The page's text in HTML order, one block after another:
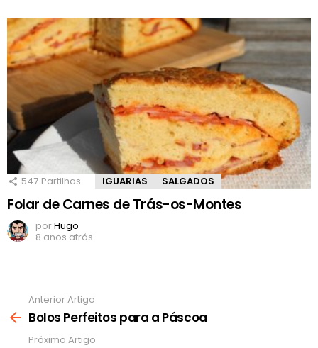
547 Partilhas IGUARIAS SALGADOS
Folar de Carnes de Trás-os-Montes
porHugo
8 anos atrás
mais
Anterior Artigo
Bolos Perfeitos para a Páscoa
Próximo Artigo